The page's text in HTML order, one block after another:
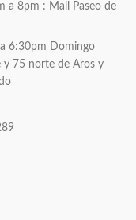
a 8pm : Mall Paseo de
6:30pm Domingo
y 75 norte de Aros y